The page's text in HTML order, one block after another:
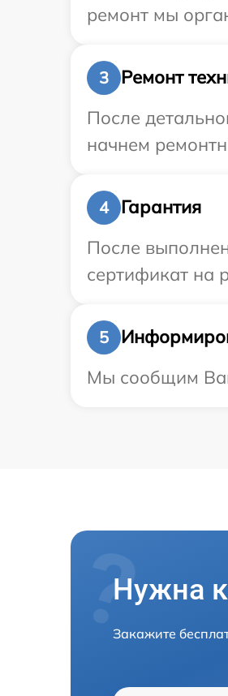
ремонт мы
3
Ремонт
После
начнем
4
Гарантия
После
сертификат на
5
Мы сообщим
Нужна
Закажите